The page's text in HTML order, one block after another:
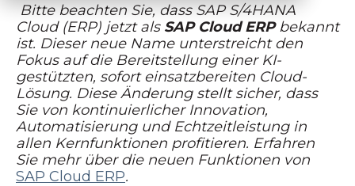
Bitte beachten Sie, dass SAP S/4HANA
Cloud (ERP) jetzt als SAP Cloud ERPbekannt
ist. Dieser neue Name unterstreicht den
Fokus auf die Bereitstellung einer KI-
gestützten, sofort einsatzbereiten Cloud-
Lösung. Diese Änderung stellt sicher, dass
Sie von kontinuierlicher Innovation,
Automatisierung und Echtzeitleistung in
allen Kernfunktionen profitieren. Erfahren
Sie mehr über die neuen Funktionen von
SAP Cloud ERP.